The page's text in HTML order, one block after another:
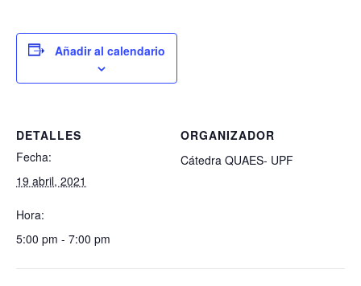
Añadir al calendario
DETALLES
Fecha:
19 abril, 2021
Hora:
5:00 pm - 7:00 pm
ORGANIZADOR
Cátedra QUAES- UPF